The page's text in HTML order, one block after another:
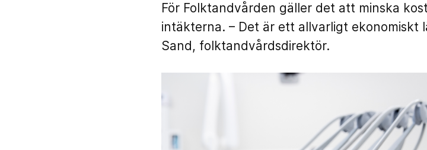
För Folktandvården gäller det att minska
intäkterna. – Det är ett allvarligt ekonomiskt
Sand, folktandvårdsdirektör.